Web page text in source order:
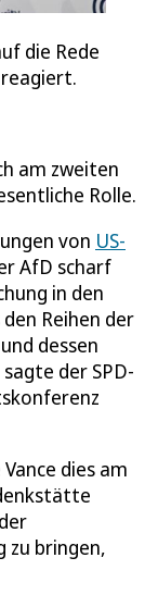
die Rede
reagiert.
am zweiten
Rolle.
von US-
AfD scharf
in den
Reihen der
dessen
der SPD-
dies am
zu bringen,